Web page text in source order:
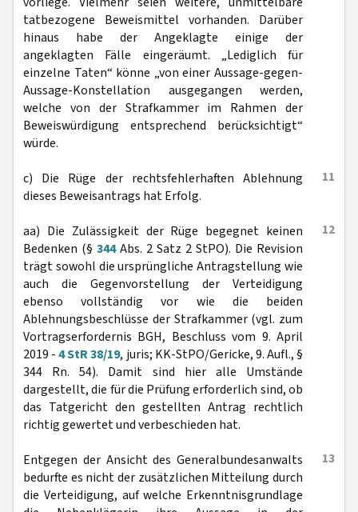
tatbezogene Beweismittel vorhanden. Darüber
hinaus habe der Angeklagte einige der
angeklagten Fälle eingeräumt. „Lediglich für
einzelne Taten“ könne „von einer Aussage-gegen-
Aussage-Konstellation ausgegangen werden,
welche von der Strafkammer im Rahmen der
Beweiswürdigung entsprechend berücksichtigt“
würde.
11
c) Die Rüge der rechtsfehlerhaften Ablehnung
dieses Beweisantrags hat Erfolg.
12
aa) Die Zulässigkeit der Rüge begegnet keinen
Bedenken (§ 344Abs. 2 Satz 2 StPO). Die Revision
trägt sowohl die ursprüngliche Antragstellung wie
auch die Gegenvorstellung der Verteidigung
ebenso vollständig vor wie die beiden
Ablehnungsbeschlüsse der Strafkammer (vgl. zum
Vortragserfordernis BGH, Beschluss vom 9. April
2019 -4 StR 38/19, juris; KK-StPO/Gericke, 9. Aufl., §
344 Rn. 54). Damit sind hier alle Umstände
dargestellt, die für die Prüfung erforderlich sind, ob
das Tatgericht den gestellten Antrag rechtlich
richtig gewertet und verbeschieden hat.
13
Entgegen der Ansicht des Generalbundesanwalts
bedurfte es nicht der zusätzlichen Mitteilung durch
die Verteidigung, auf welche Erkenntnisgrundlage